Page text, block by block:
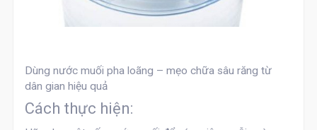
Dùng nước muối pha loãng – mẹo chữa sâu răng từ
dân gian hiệu quả
Cách thực hiện: